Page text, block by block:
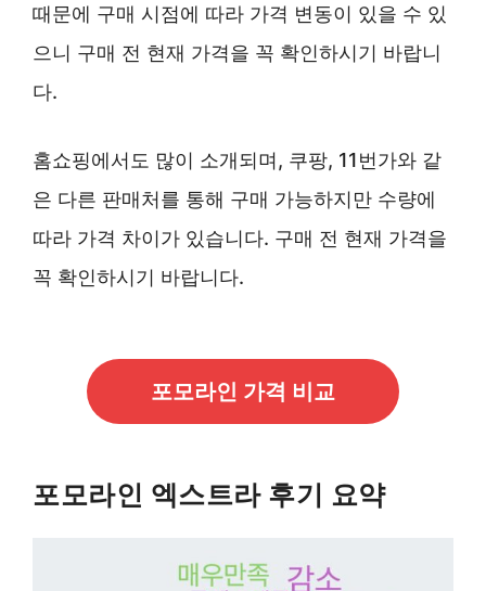
때문에 구매 시점에 따라 가격 변동이 있을 수 있
으니 구매 전 현재 가격을 꼭 확인하시기 바랍니
다.
홈쇼핑에서도 많이 소개되며, 쿠팡, 11번가와 같
은 다른 판매처를 통해 구매 가능하지만 수량에
따라 가격 차이가 있습니다. 구매 전 현재 가격을
꼭 확인하시기 바랍니다.
포모라인 가격 비교
포모라인 엑스트라 후기 요약